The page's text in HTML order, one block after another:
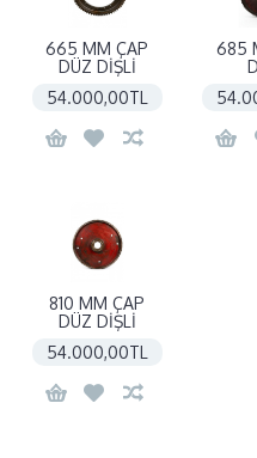
665 MM ÇAP
DÜZ DİŞLİ
54.000,00TL
685
810 MM ÇAP
DÜZ DİŞLİ
54.000,00TL